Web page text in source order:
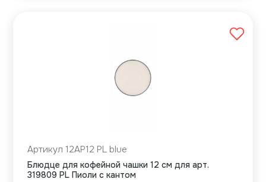
Артикул 12AP12 PL blue
Блюдце для кофейной чашки 12 см для арт.
319809 PL Пиоли с кантом